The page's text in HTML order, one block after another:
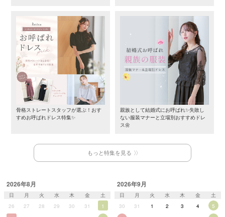
骨格ストレートスタッフが選ぶ！おす
すめお呼ばれドレス特集✨
親族として結婚式にお呼ばれ✨失敗し
ない服装マナーと立場別おすすめドレ
ス🌼
もっと特集を見る
2026年8月
日 月 火 水 木 金
土
26
27 28 29 30 31
1
2026年9月
日 月 火 水 木 金
土
30
31 1 2 3 4
5